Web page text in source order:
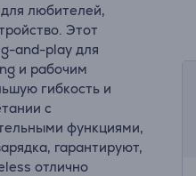
любителей,
Этот
and-play для
и рабочим
гибкость и
с
функциями,
гарантируют,
отлично